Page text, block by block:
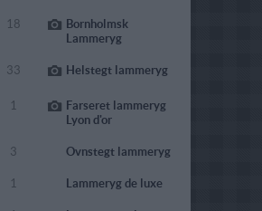
18
Bornholmsk
Lammeryg
33 Helstegt lammeryg
1
Farseret lammeryg
Lyon d'or
3 Ovnstegt lammeryg
1 Lammeryg de luxe